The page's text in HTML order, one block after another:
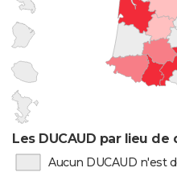
Les DUCAUD par lieu de
Aucun DUCAUD n'est